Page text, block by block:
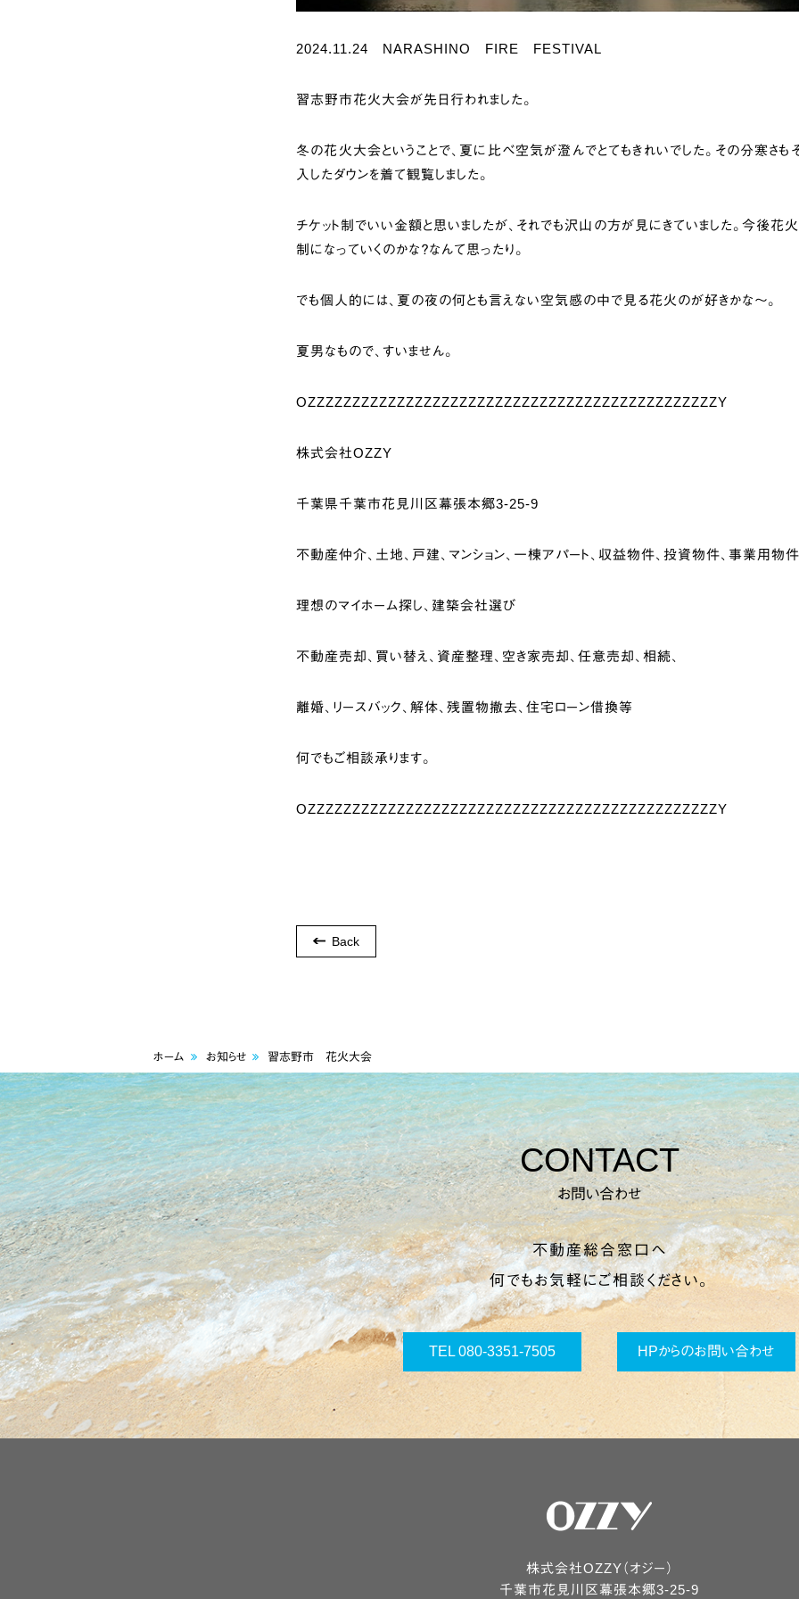
2024.11.24 NARASHINO FIRE FESTIVAL
習志野市花火大会が先日行われました。
冬の花火大会ということで、夏に比べ空気が澄んでとてもきれいでした。その分寒さも
入したダウンを着て観覧しました。
チケット制でいい金額と思いましたが、それでも沢山の方が見にきていました。今後花
制になっていくのかな？なんて思ったり。
でも個人的には、夏の夜の何とも言えない空気感の中で見る花火のが好きかな～。
夏男なもので、すいません。
OZZZZZZZZZZZZZZZZZZZZZZZZZZZZZZZZZZZZZZZZZZZZZZY
株式会社OZZY
千葉県千葉市花見川区幕張本郷3-25-9
不動産仲介、土地、戸建、マンション、一棟アパート、収益物件、投資物件、事業用物件
理想のマイホーム探し、建築会社選び
不動産売却、買い替え、資産整理、空き家売却、任意売却、相続、
離婚、リースバック、解体、残置物撤去、住宅ローン借換等
何でもご相談承ります。
OZZZZZZZZZZZZZZZZZZZZZZZZZZZZZZZZZZZZZZZZZZZZZZY
Back
ホーム お知らせ 習志野市 花火大会
CONTACT
お問い合わせ
不動産総合窓口へ
何でもお気軽にご相談ください。
TEL 080-3351-7505 HPからのお問い合わせ
株式会社OZZY（オジー）
千葉市花見川区幕張本郷3-25-9